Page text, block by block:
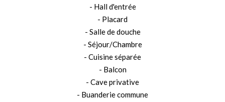
- Hall d'entrée
- Placard
- Salle de douche
- Séjour/Chambre
- Cuisine séparée
- Balcon
- Cave privative
- Buanderie commune